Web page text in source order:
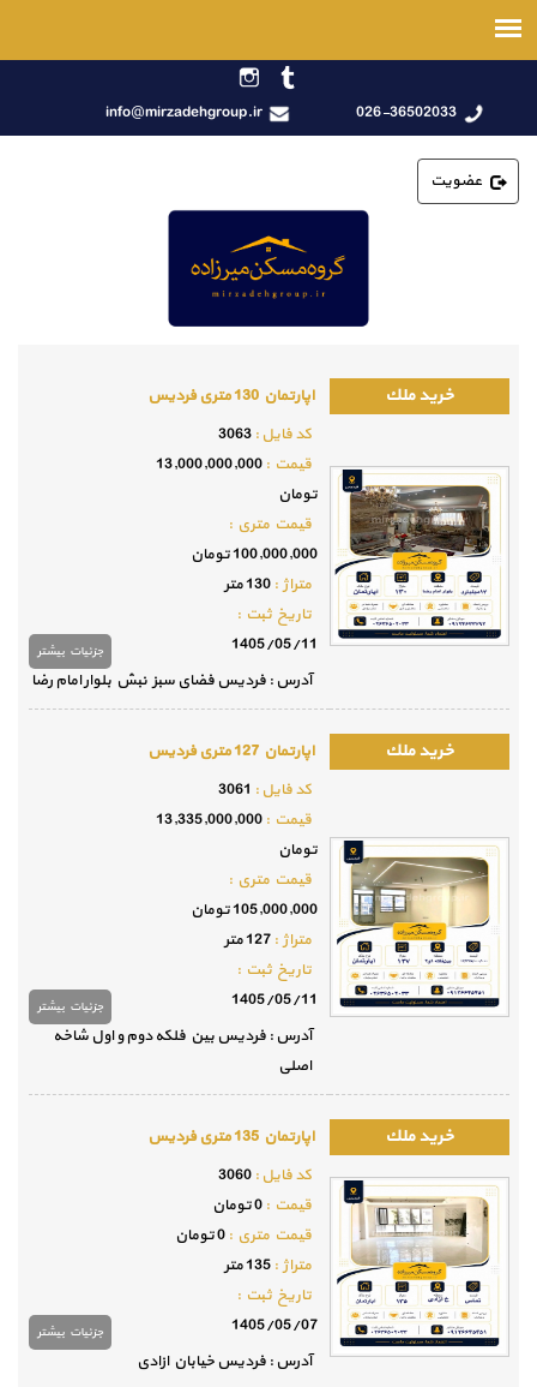
info@mirzadehgroup.ir
اپارتمان 130 متری فردیس
جزئيات بيشتر
قيمت :13,000,000,000
تومان
قيمت متري :
100,000,000 تومان
متراژ :130 متر
تاريخ ثبت :
1405/05/11
آدرس : فردیس فضای سبز نبش بلوار امام رضا
اپارتمان 127 متری فردیس
جزئيات بيشتر
تومان
قيمت متري :
105,000,000 تومان
متراژ :127 متر
تاريخ ثبت :
1405/05/11
آدرس : فردیس بین فلکه دوم و اول شاخه
اپارتمان 135 متری فردیس
جزئيات بيشتر
كد فايل :3060
قيمت :0 تومان
قيمت متري :0 تومان
متراژ :135 متر
تاريخ ثبت :
1405/05/07
آدرس : فردیس خیابان ازادی